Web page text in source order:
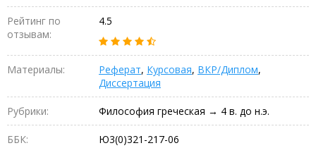
Рейтинг по
отзывам:
4.5
Материалы: Реферат, Курсовая, ВКР/Диплом,
Диссертация
Рубрики: Философия греческая → 4 в. до н.э.
ББК: Ю3(0)321-217-06